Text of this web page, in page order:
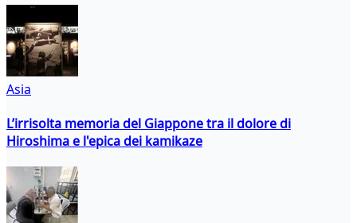
Asia
L’irrisolta memoria del Giappone tra il dolore di
Hiroshima e l'epica dei kamikaze